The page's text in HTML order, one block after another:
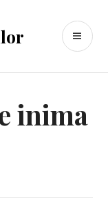
inima